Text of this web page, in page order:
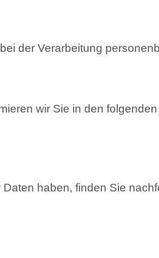
der Verarbeitung
wir Sie in den
haben, finden Sie